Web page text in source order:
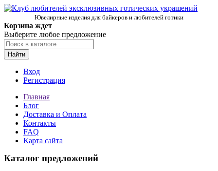
Ювелирные изделия для байкеров и любителей готики
Корзина ждет
Выберите любое предложение
Найти
Вход
Регистрация
Главная
Блог
Доставка и Оплата
Контакты
FAQ
Карта сайта
Каталог предложений